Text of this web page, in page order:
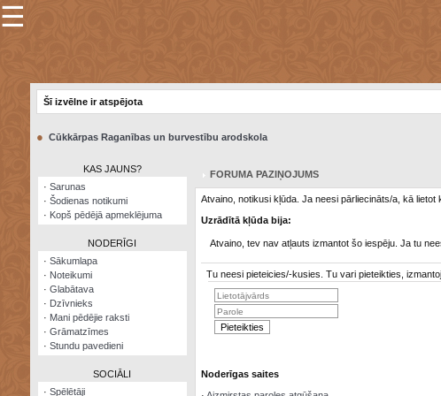
×
Šodienas
Visatcera
almanahs
☰
Šī izvēlne ir atspējota
● Cūkkārpas Raganības un burvestību arodskola
KAS JAUNS?
· Sarunas
· Šodienas notikumi
· Kopš pēdējā apmeklējuma
NODERĪGI
· Sākumlapa
· Noteikumi
· Glabātava
· Dzīvnieks
· Mani pēdējie raksti
· Grāmatzīmes
· Stundu pavedieni
SOCIĀLI
· Spēlētāji
FORUMA PAZIŅOJUMS
Atvaino, notikusi kļūda. Ja neesi pārliecināts/a, kā
Uzrādītā kļūda bija:
Atvaino, tev nav atļauts izmantot šo iespēju. Ja tu
Tu neesi pieteicies/-kusies. Tu vari pieteikties,
Noderīgas saites